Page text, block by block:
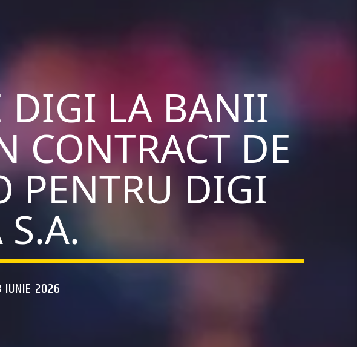
DIGI LA BANII
CONTRACT DE
PENTRU DIGI
IUNIE 2026